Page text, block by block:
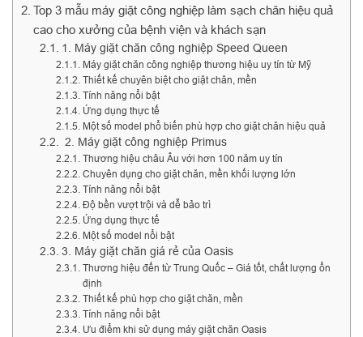
Top 3 mẫu máy giặt công nghiệp làm sạch chăn hiệu quả
cao cho xưởng của bệnh viện và khách sạn
1. Máy giặt chăn công nghiệp Speed Queen
Máy giặt chăn công nghiệp thương hiệu uy tín từ Mỹ
Thiết kế chuyên biệt cho giặt chăn, mền
Tính năng nổi bật
Ứng dụng thực tế
Một số model phổ biến phù hợp cho giặt chăn hiệu quả
2. Máy giặt công nghiệp Primus
Thương hiệu châu Âu với hơn 100 năm uy tín
Chuyên dụng cho giặt chăn, mền khối lượng lớn
Tính năng nổi bật
Độ bền vượt trội và dễ bảo trì
Ứng dụng thực tế
Một số model nổi bật
3. Máy giặt chăn giá rẻ của Oasis
Thương hiệu đến từ Trung Quốc – Giá tốt, chất lượng ổn
định
Thiết kế phù hợp cho giặt chăn, mền
Tính năng nổi bật
Ưu điểm khi sử dụng máy giặt chăn Oasis